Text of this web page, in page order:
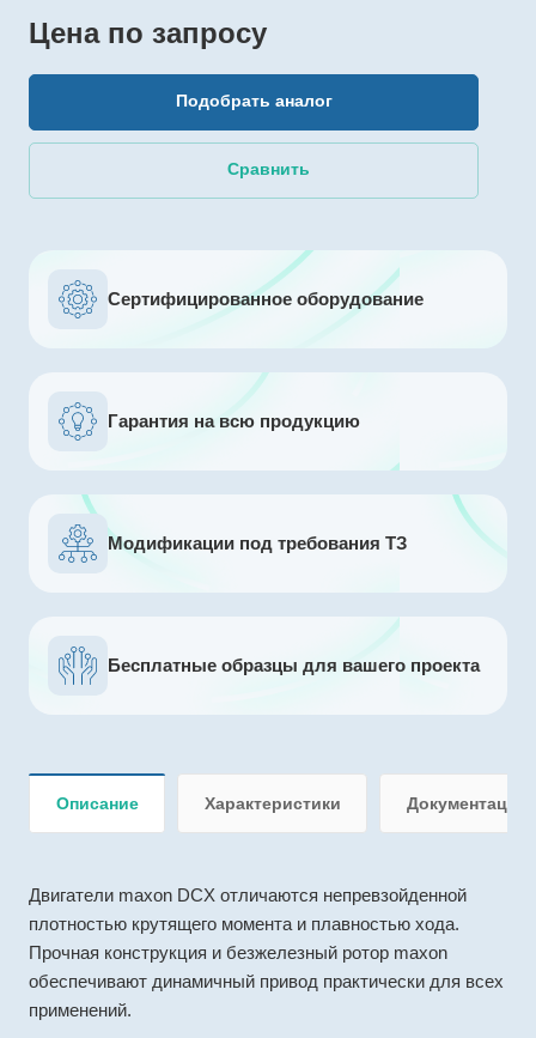
Цена по запросу
Подобрать аналог
Сравнить
Сертифицированное оборудование
Гарантия на всю продукцию
Модификации под требования ТЗ
Бесплатные образцы для вашего проекта
Описание Характеристики Документация
Двигатели maxon DCX отличаются непревзойденной
плотностью крутящего момента и плавностью хода.
Прочная конструкция и безжелезный ротор maxon
обеспечивают динамичный привод практически для всех
применений.